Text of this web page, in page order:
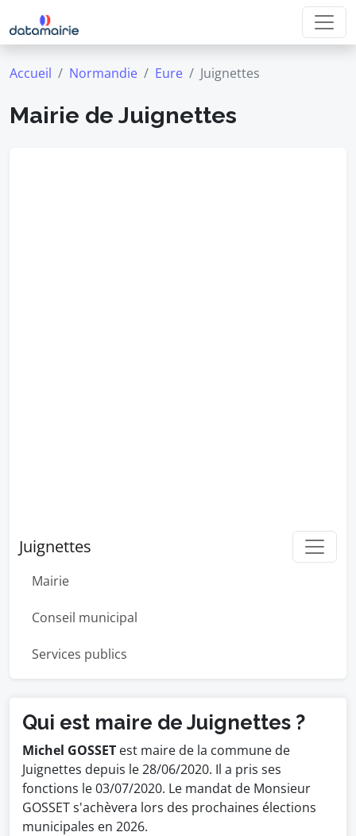
Accueil Normandie Eure Juignettes
Mairie de Juignettes
Juignettes
Mairie
Conseil municipal
Services publics
Qui est maire de Juignettes ?
Michel GOSSET est maire de la commune de
Juignettes depuis le 28/06/2020. Il a pris ses
fonctions le 03/07/2020. Le mandat de Monsieur
GOSSET s'achèvera lors des prochaines élections
municipales en 2026.